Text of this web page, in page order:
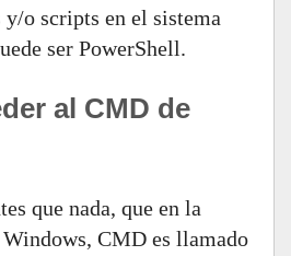
y/o scripts en el sistema
ser PowerShell.
al CMD de
que nada, que en la
CMD es llamado